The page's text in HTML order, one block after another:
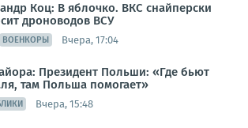
Коц: В яблочко. ВКС снайперски
дроноводов ВСУ
ВОЕНКОРЫ Вчера, 17:04
Президент Польши: «Где бьют
там Польша помогает»
Вчера, 15:48